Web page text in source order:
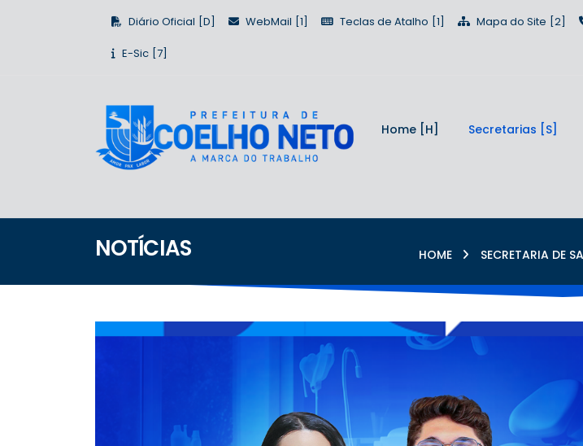
Diário Oficial WebMail Teclas de Atalho Mapa do Site
E-Sic
Home Secretarias
NOTÍCIAS HOME SECRETARIA DE